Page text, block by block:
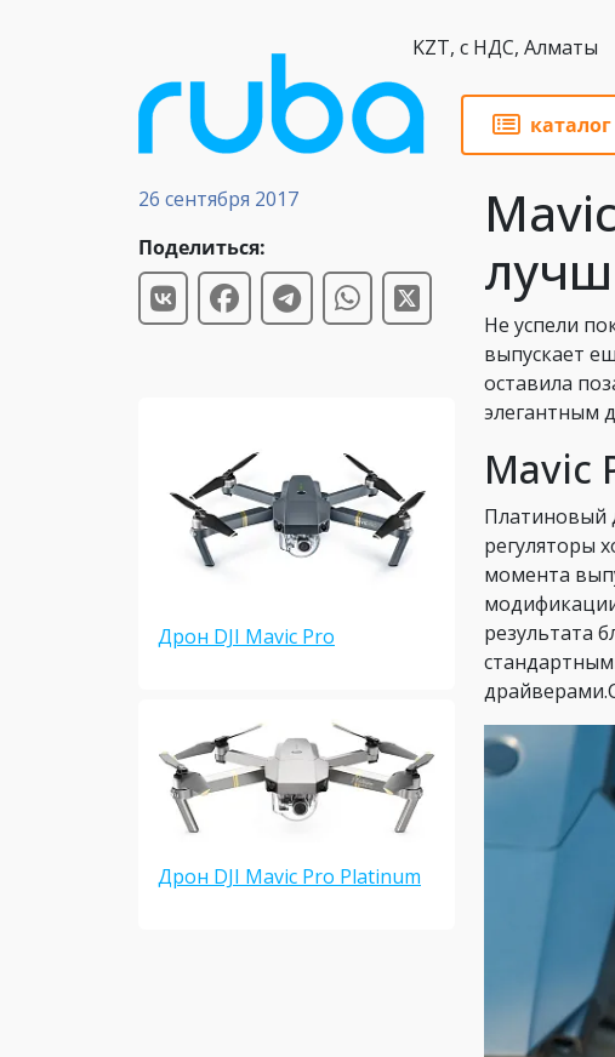
KZT, с НДС, Алматы
каталог
Обзоры
26 сентября 2017
Поделиться:
Дрон DJI Mavic Pro
Дрон DJI Mavic Pro Platinum
Не успели
выпускает
оставила
элегантным
Mavic
Платиновый
регуляторы
момента
результата